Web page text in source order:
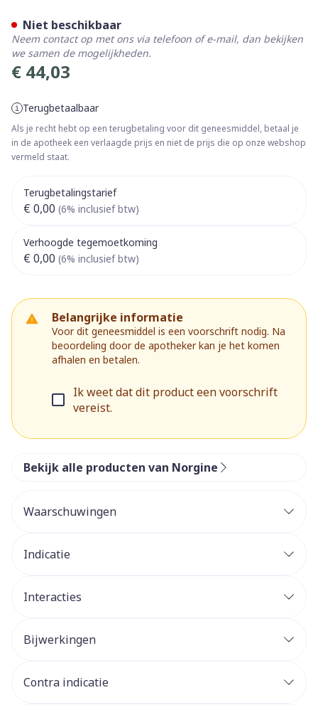
€ 44,03
Terugbetaalbaar
Als je recht hebt op een terugbetaling voor dit geneesmiddel, betaal je
in de apotheek een verlaagde prijs en niet de prijs die op onze webshop
vermeld staat.
Terugbetalingstarief
€ 0,00 (6% inclusief btw)
Verhoogde tegemoetkoming
€ 0,00 (6% inclusief btw)
Belangrijke informatie
Voor dit geneesmiddel is een voorschrift nodig. Na
beoordeling door de apotheker kan je het komen
afhalen en betalen.
Ik weet dat dit product een voorschrift
vereist.
Niet beschikbaar
Neem contact op met ons via telefoon of e-mail, dan bekijken
we samen de mogelijkheden.
Bekijk alle producten van Norgine
Waarschuwingen
Indicatie
Interacties
Bijwerkingen
Contra indicatie